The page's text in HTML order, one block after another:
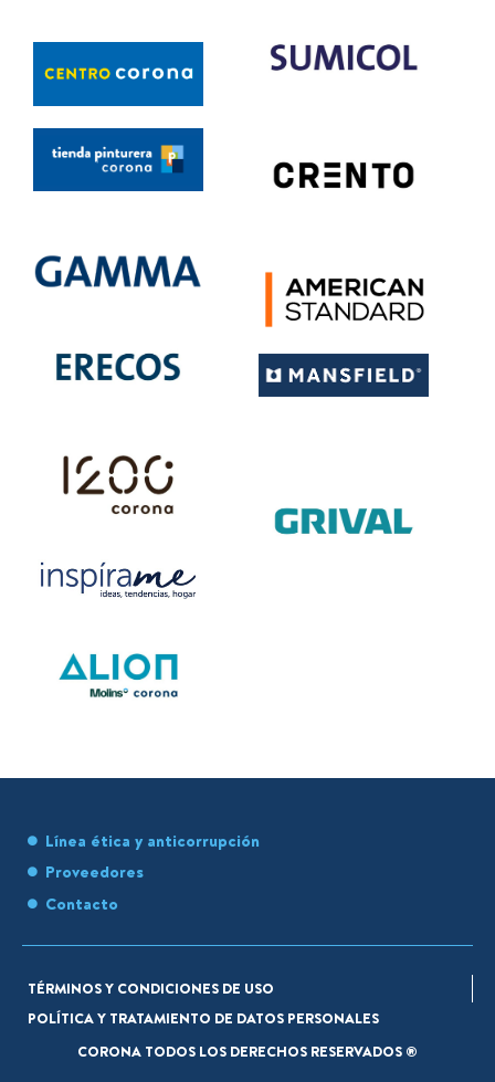
Línea ética y anticorrupción
Proveedores
Contacto
TÉRMINOS Y CONDICIONES DE USO
POLÍTICA Y TRATAMIENTO DE DATOS PERSONALES
CORONA TODOS LOS DERECHOS RESERVADOS ®